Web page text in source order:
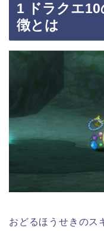
1 ドラクエ
徴とは
おどるほうせきのス